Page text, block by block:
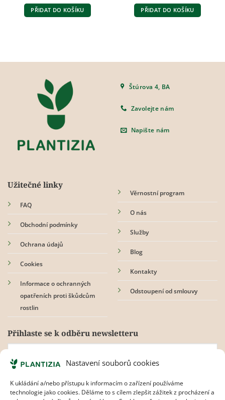
Nastavení souborů cookies
K ukládání a/nebo přístupu k informacím o zařízení používáme
technologie jako cookies. Děláme to s cílem zlepšit zážitek z procházení a
PŘIDAT DO KOŠÍKU PŘIDAT DO KOŠÍKU
Štúrova 4, BA
Zavolejte nám
Napište nám
Užitečné linky
FAQ
Obchodní podmínky
Ochrana údajů
Cookies
Informace o ochranných
opatřeních proti škůdcům
rostlin
Věrnostní program
O nás
Služby
Blog
Kontakty
Odstoupení od smlouvy
Přihlaste se k odběru newsletteru
Souhlasím spravidly ochrany osobních údajů.